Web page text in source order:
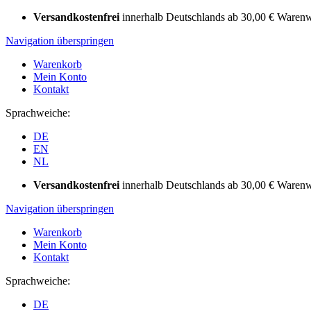
Versandkostenfrei innerhalb Deutschlands ab 30,00 €
Navigation überspringen
Warenkorb
Mein Konto
Kontakt
Sprachweiche:
DE
EN
NL
Versandkostenfrei innerhalb Deutschlands ab 30,00 €
Navigation überspringen
Warenkorb
Mein Konto
Kontakt
Sprachweiche:
DE